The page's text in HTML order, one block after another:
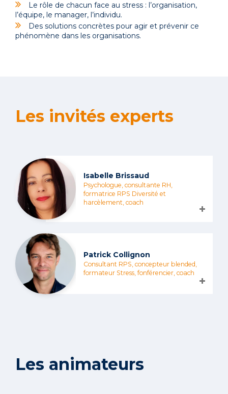
Le rôle de chacun face au stress : l’organisation,
l’équipe, le manager, l’individu.
Des solutions concrètes pour agir et prévenir ce
phénomène dans les organisations.
Les invités experts
Isabelle Brissaud
Psychologue, consultante RH,
formatrice RPS Diversité et
harcèlement, coach
Patrick Collignon
Consultant RPS, concepteur blended,
formateur Stress, fonférencier, coach
Les animateurs